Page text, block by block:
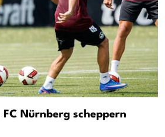
FC Nürnberg scheppern